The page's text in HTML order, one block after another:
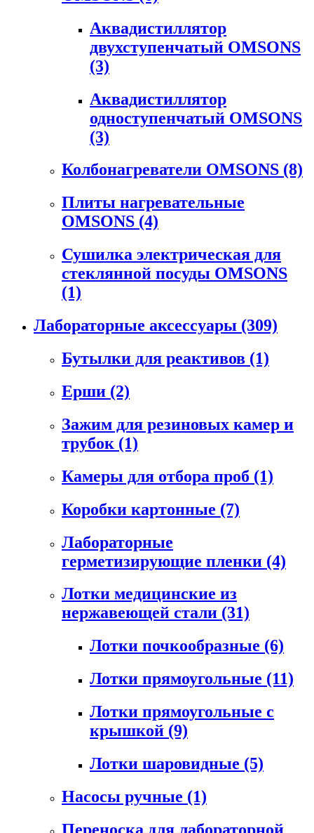
Аквадистиллятор
двухступенчатый OMSONS
(3)
Аквадистиллятор
одноступенчатый OMSONS
(3)
Колбонагреватели OMSONS (8)
Плиты нагревательные
OMSONS (4)
Сушилка электрическая для
стеклянной посуды OMSONS
(1)
Лабораторные аксессуары (309)
Бутылки для реактивов (1)
Ерши (2)
Зажим для резиновых камер и
трубок (1)
Камеры для отбора проб (1)
Коробки картонные (7)
Лабораторные
герметизирующие пленки (4)
Лотки медицинские из
нержавеющей стали (31)
Лотки почкообразные (6)
Лотки прямоугольные (11)
Лотки прямоугольные с
крышкой (9)
Лотки шаровидные (5)
Насосы ручные (1)